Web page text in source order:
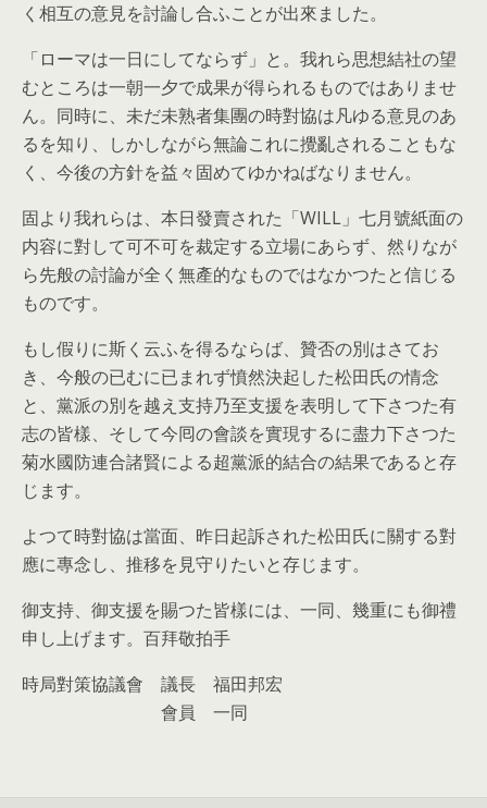
く相互の意見を討論し合ふことが出來ました。
「ローマは一日にしてならず」と。我れら思想結社の望
むところは一朝一夕で成果が得られるものではありませ
ん。同時に、未だ未熟者集團の時對協は凡ゆる意見のあ
るを知り、しかしながら無論これに攪亂されることもな
く、今後の方針を益々固めてゆかねばなりません。
固より我れらは、本日發賣された「WILL」七月號紙面の
内容に對して可不可を裁定する立場にあらず、然りなが
ら先般の討論が全く無產的なものではなかつたと信じる
ものです。
もし假りに斯く云ふを得るならば、贊否の別はさてお
き、今般の已むに已まれず憤然決起した松田氏の情念
と、黨派の別を越え支持乃至支援を表明して下さつた有
志の皆樣、そして今囘の會談を實現するに盡力下さつた
菊水國防連合諸賢による超黨派的結合の結果であると存
じます。
よつて時對協は當面、昨日起訴された松田氏に關する對
應に專念し、推移を見守りたいと存じます。
御支持、御支援を賜つた皆樣には、一同、幾重にも御禮
申し上げます。百拜敬拍手
時局對策協議會 議長 福田邦宏
­‌‍‎‏ 會員 一同